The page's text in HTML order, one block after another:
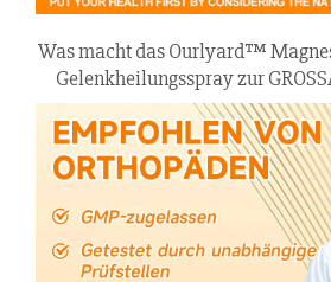
Was macht das Ourlyard™
Gelenkheilungsspray zur